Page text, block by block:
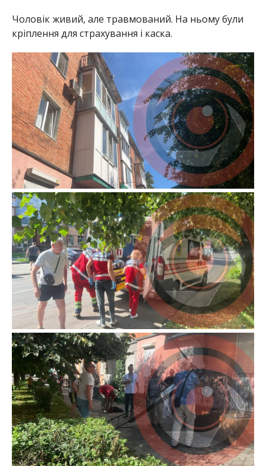
Чоловік живий, але травмований. На ньому були
кріплення для страхування і каска.